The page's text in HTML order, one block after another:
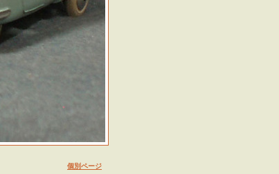
個別ページ